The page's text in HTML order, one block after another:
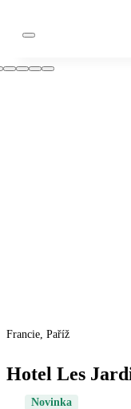
Francie, Paříž
Hotel Les
Novinka